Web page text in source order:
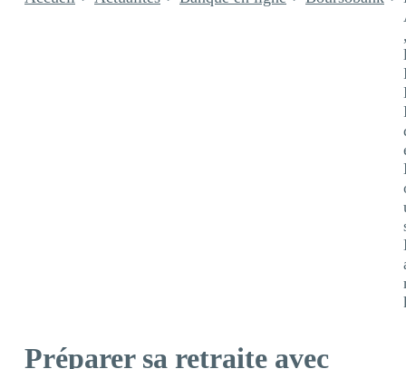
Préparer sa retraite avec